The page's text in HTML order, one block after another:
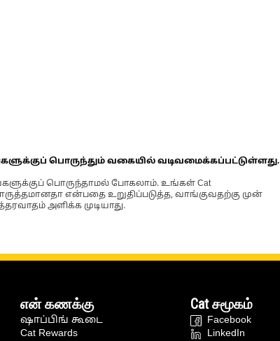
பொருந்தும் வகையில் வடிவமைக்கப்பட்டுள்ளது.
பொருந்தாமல் போகலாம். உங்கள் Cat
என்பதை உறுதிப்படுத்த, வாங்குவதற்கு முன்
அளிக்க முடியாது.
என் கணக்கு
ஷாப்பிங் கூடை
Cat Rewards
Cat சமூகம்
Facebook
LinkedIn